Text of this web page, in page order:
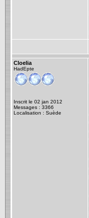
Cloelia
HadEpte
Inscrit le 02 jan 2012
Messages : 3366
Localisation : Suède